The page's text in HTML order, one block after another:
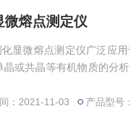
微熔点测定仪
化显微熔点测定仪广泛应
晶或共晶等有机物质的分
：2021-11-03 产品型号